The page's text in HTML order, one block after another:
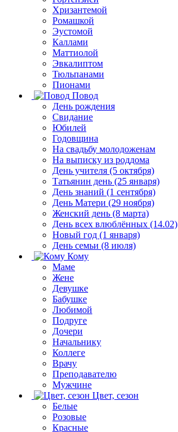
Хризантемой
Ромашкой
Эустомой
Каллами
Маттиолой
Эвкалиптом
Тюльпанами
Пионами
Повод
День рождения
Свидание
Юбилей
Годовщина
На свадьбу молодоженам
На выписку из роддома
День учителя (5 октября)
Татьянин день (25 января)
День знаний (1 сентября)
День Матери (29 ноября)
Женский день (8 марта)
День всех влюблённых (14.02)
Новый год (1 января)
День семьи (8 июля)
Кому
Маме
Жене
Девушке
Бабушке
Любимой
Подруге
Дочери
Начальнику
Коллеге
Врачу
Преподавателю
Мужчине
Цвет, сезон
Белые
Розовые
Красные